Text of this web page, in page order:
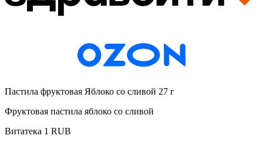
Пастила фруктовая Яблоко со сливой 27 г
Фруктовая пастила яблоко со сливой
Витатека 1 RUB